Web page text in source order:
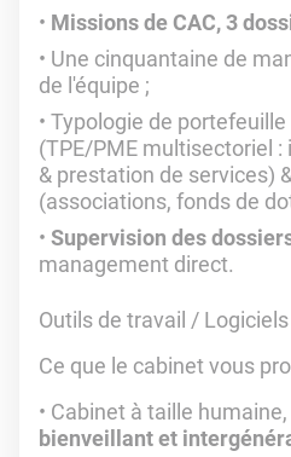
Missions de CAC, 3
Une cinquantaine de
de l'équipe ;
Typologie de portefeuille
(TPE/PME multisectoriel
& prestation de services)
(associations, fonds de
Supervision des
management direct.
Outils de travail /
Ce que le cabinet vous
Cabinet à taille humaine,
bienveillant et